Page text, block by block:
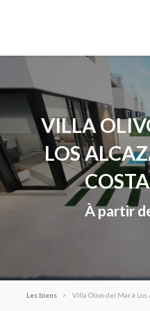
VILLA
LOS
À partir
Les biens Villa Olivo del Mar à Los